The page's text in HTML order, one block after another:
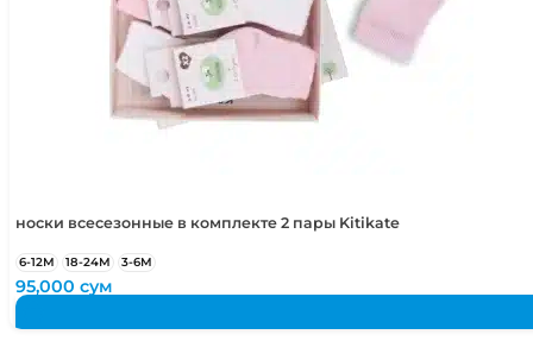
носки всесезонные в комплекте 2 пары Kitikate
6-12М 18-24М 3-6М
95,000сум